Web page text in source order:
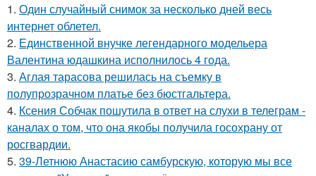
1. Один случайный снимок за несколько дней весь
интернет облетел.
2. Единственной внучке легендарного модельера
Валентина юдашкина исполнилось 4 года.
3. Аглая тарасова решилась на съемку в
полупрозрачном платье без бюстгальтера.
4. Ксения Собчак пошутила в ответ на слухи в телеграм -
каналах о том, что она якобы получила госохрану от
росгвардии.
5. 39-Летнюю Анастасию самбурскую, которую мы все